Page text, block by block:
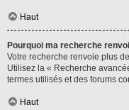
Haut
Pourquoi ma recherche
Votre recherche renvoie plus
Utilisez la « Recherche
termes utilisés et des forums
Haut